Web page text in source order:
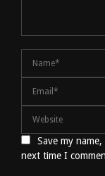
Save my
next time I